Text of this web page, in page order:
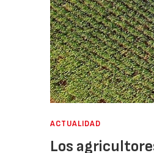
ACTUALIDAD
Los